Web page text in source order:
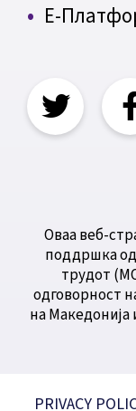
Е-
Оваа веб-
поддршка од
трудот
одговорност
на Македонија
PRIVACY